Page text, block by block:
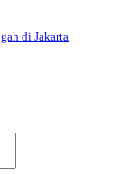
di Jakarta